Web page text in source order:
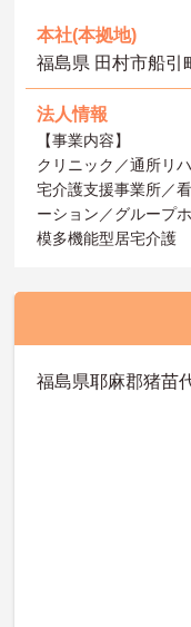
本社(本拠地)
福島県 田村市船引
法人情報
【事業内容】
クリニック／通所リ
宅介護支援事業所／
ーション／グループ
模多機能型居宅介護
福島県耶麻郡猪苗